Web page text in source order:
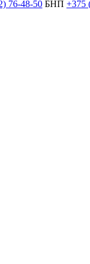
76-48-50 БНП +375